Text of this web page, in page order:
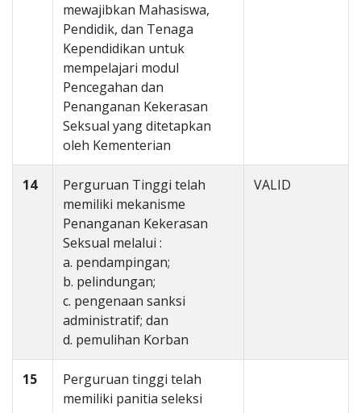
mewajibkan Mahasiswa,
Pendidik, dan Tenaga
Kependidikan untuk
mempelajari modul
Pencegahan dan
Penanganan Kekerasan
Seksual yang ditetapkan
oleh Kementerian
14
Perguruan Tinggi telah
memiliki mekanisme
Penanganan Kekerasan
Seksual melalui :
a. pendampingan;
b. pelindungan;
c. pengenaan sanksi
administratif; dan
d. pemulihan Korban
VALID
15
Perguruan tinggi telah
memiliki panitia seleksi